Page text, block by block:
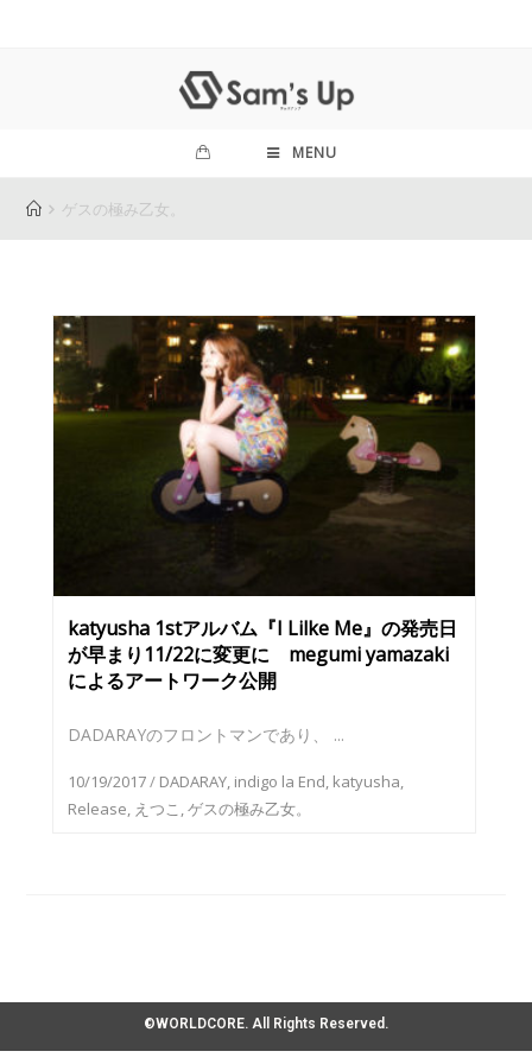
MENU
ゲスの極み乙女。
katyusha 1stアルバム『I Lilke Me』の発売日
が早まり11/22に変更に megumi yamazaki
によるアートワーク公開
DADARAYのフロントマンであり、 ...
10/19/2017/ DADARAY, indigo la End, katyusha,
Release, えつこ ,ゲスの極み乙女。
©WORLDCORE. All Rights Reserved.